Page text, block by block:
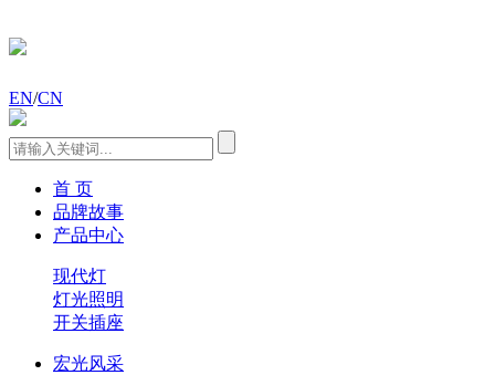
EN/CN
首 页
品牌故事
产品中心
现代灯
灯光照明
开关插座
宏光风采